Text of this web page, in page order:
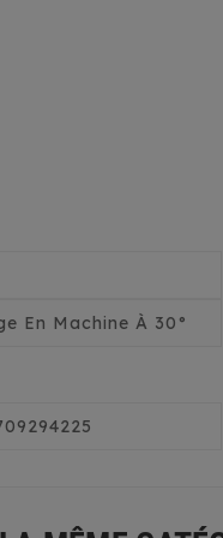
En Machine À 30°